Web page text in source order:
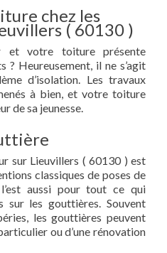
chez les
( 60130 )
et votre toiture présente
? Heureusement, il ne s’agit
d’isolation. Les travaux
à bien, et votre toiture
de sa jeunesse.
sur Lieuvillers ( 60130 ) est
classiques de poses de
aussi pour tout ce qui
sur les gouttières. Souvent
les gouttières peuvent
ou d’une rénovation